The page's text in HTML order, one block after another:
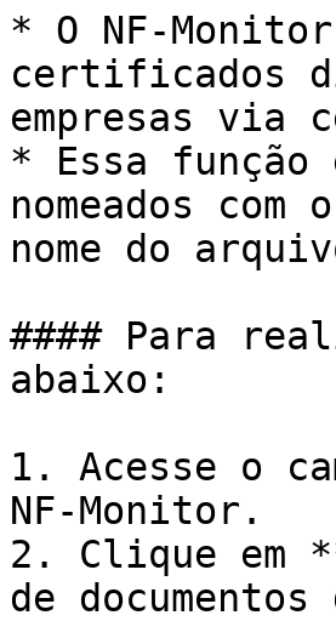
* O NF-
certificados
empresas
* Essa
nomeados
nome do
#### Para
abaixo:
1. Acesse o
NF-Monitor.
2. Clique em
de